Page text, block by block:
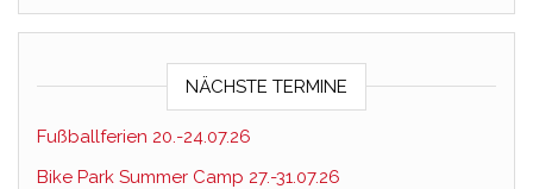
NÄCHSTE TERMINE
Fußballferien 20.-24.07.26
Bike Park Summer Camp 27.-31.07.26